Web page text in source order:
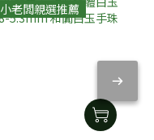
小老闆親選推薦